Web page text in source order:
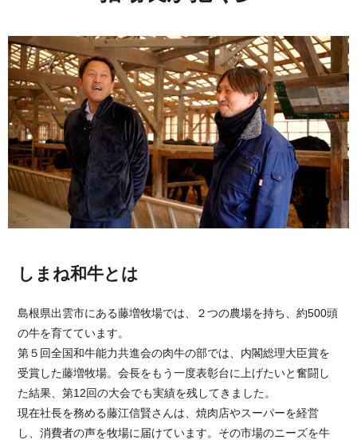
しまね和牛とは
島根県出雲市にある藤増牧場では、２つの農場を持ち、約500頭
の牛を育てています。
第５回全国和牛能力共進会の肉牛の部では、内閣総理大臣賞を
受賞した藤増牧場。会長をもう一度表彰台に上げたいと奮闘し
た結果、第12回の大会でも実績を残してきました。
現在社長を務める藤江信賢さんは、焼肉店やスーパーを経営
し、消費者の声を牧場に届けています。その市場のニーズを牛